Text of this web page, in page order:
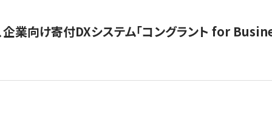
企業向け寄付DXシステム「コングラント for